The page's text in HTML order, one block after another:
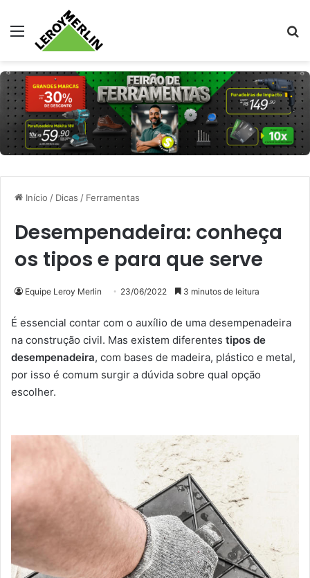
Menu
Início / Dicas / Ferramentas
Desempenadeira: conheça
os tipos e para que serve
Equipe Leroy Merlin 23/06/2022 3 minutos de leitura
É essencial contar com o auxílio de uma desempenadeira
na construção civil. Mas existem diferentes tipos de
desempenadeira, com bases de madeira, plástico e metal,
por isso é comum surgir a dúvida sobre qual opção
escolher.